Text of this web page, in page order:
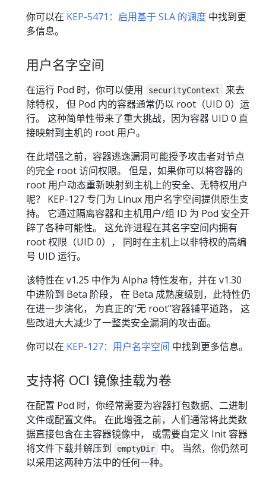
你可以在 KEP-5471：启用基于 SLA 的调度 中找到更
多信息。
用户名字空间
在运行 Pod 时，你可以使用 securityContext
来去
除特权， 但 Pod 内的容器通常仍以 root（UID 0）运
行。 这种简单性带来了重大挑战，因为容器 UID 0 直
接映射到主机的 root 用户。
在此增强之前，容器逃逸漏洞可能授予攻击者对节点
的完全 root 访问权限。 但是，如果你可以将容器的
root 用户动态重新映射到主机上的安全、无特权用户
呢？ KEP-127 专门为 Linux 用户名字空间提供原生支
持。 它通过隔离容器和主机用户/组 ID 为 Pod 安全开
辟了各种可能性。 这允许进程在其名字空间内拥有
root 权限（UID 0）， 同时在主机上以非特权的高编
号 UID 运行。
该特性在 v1.25 中作为 Alpha 特性发布，并在 v1.30
中进阶到 Beta 阶段， 在 Beta 成熟度级别，此特性仍
在进一步演化， 为真正的"无 root"容器铺平道路， 这
些改进大大减少了一整类安全漏洞的攻击面。
你可以在 KEP-127：用户名字空间 中找到更多信息。
支持将 OCI 镜像挂载为卷
在配置 Pod 时，你经常需要为容器打包数据、二进制
文件或配置文件。 在此增强之前，人们通常将此类数
据直接包含在主容器镜像中， 或需要自定义 Init 容器
将文件下载并解压到
emptyDir
中。 当然，你仍然可
以采用这两种方法中的任何一种。